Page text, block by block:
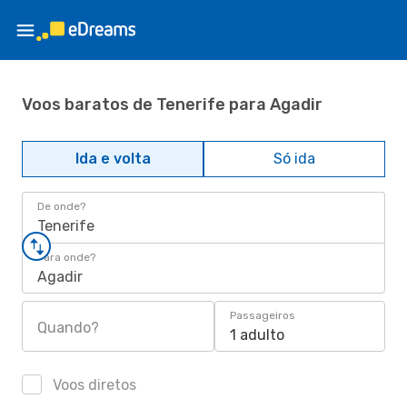
Voos baratos de Tenerife para Agadir
Ida e volta Só ida
De onde?
Tenerife
Para onde?
Agadir
Quando?
Passageiros
1 adulto
Voos diretos